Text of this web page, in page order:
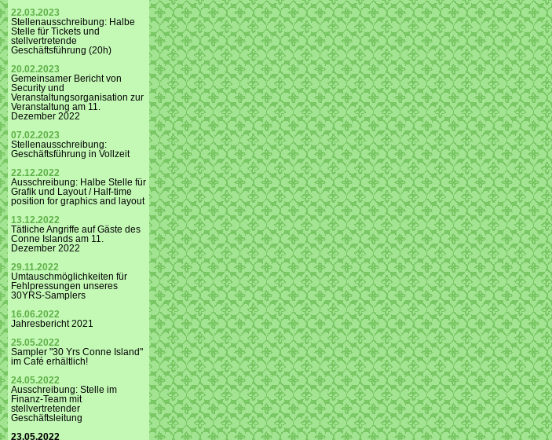
22.03.2023
Stellenausschreibung: Halbe
Stelle für Tickets und
stellvertretende
Geschäftsführung (20h)
20.02.2023
Gemeinsamer Bericht von
Security und
Veranstaltungsorganisation zur
Veranstaltung am 11.
Dezember 2022
07.02.2023
Stellenausschreibung:
Geschäftsführung in Vollzeit
22.12.2022
Ausschreibung: Halbe Stelle für
Grafik und Layout / Half-time
position for graphics and layout
13.12.2022
Tätliche Angriffe auf Gäste des
Conne Islands am 11.
Dezember 2022
29.11.2022
Umtauschmöglichkeiten für
Fehlpressungen unseres
30YRS-Samplers
16.06.2022
Jahresbericht 2021
25.05.2022
Sampler "30 Yrs Conne Island"
im Café erhältlich!
24.05.2022
Ausschreibung: Stelle im
Finanz-Team mit
stellvertretender
Geschäftsleitung
23.05.2022